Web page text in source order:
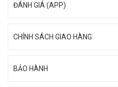
ĐÁNH GIÁ (APP)
CHÍNH SÁCH GIAO HÀNG
BẢO HÀNH